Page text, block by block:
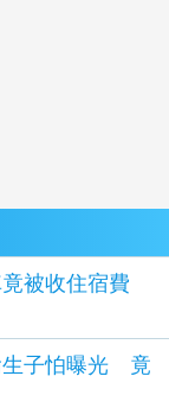
竟被收住宿費
生子怕曝光 竟